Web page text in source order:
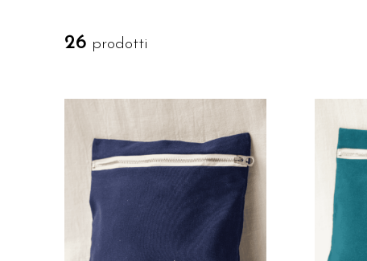
26 prodotti